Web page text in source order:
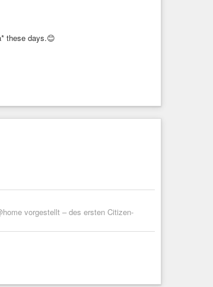
these days.😊
vorgestellt – des ersten Citizen-